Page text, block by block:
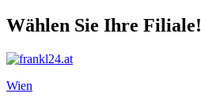
Wählen Sie Ihre Filiale!
Wien